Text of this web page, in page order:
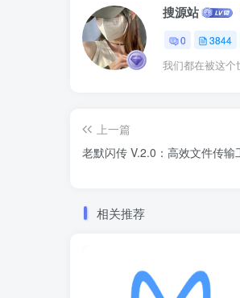
搜源站
0 3844
我们都在被这个
上一篇
老默闪传 V.2.0：高效文件传输
相关推荐